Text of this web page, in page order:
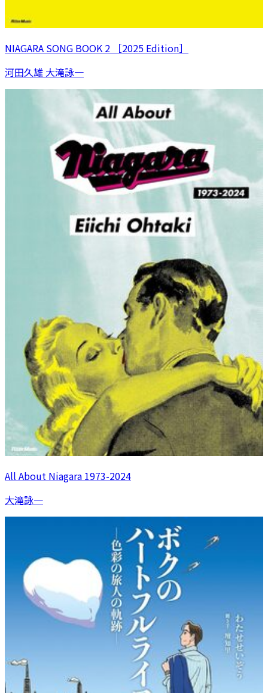
NIAGARA SONG BOOK 2 ［2025 Edition］
河田久雄 大滝詠一
All About Niagara 1973-2024
大滝詠一